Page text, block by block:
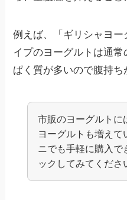
例えば、「ギリシャヨ
イプのヨーグルトは通
ぱく質が多いので腹持ち
市販のヨーグルトに
ヨーグルトも増えて
ニでも手軽に購入で
ックしてみてくださ